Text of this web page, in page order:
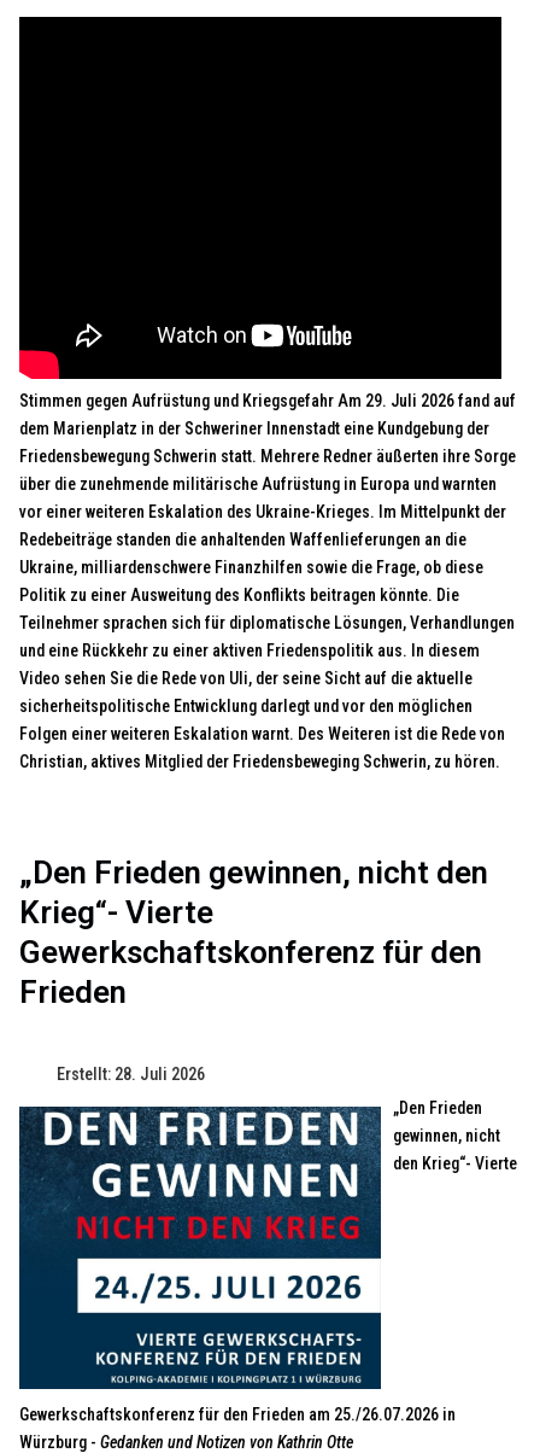
Stimmen gegen Aufrüstung und Kriegsgefahr Am 29. Juli 2026 fand auf
dem Marienplatz in der Schweriner Innenstadt eine Kundgebung der
Friedensbewegung Schwerin statt. Mehrere Redner äußerten ihre Sorge
über die zunehmende militärische Aufrüstung in Europa und warnten
vor einer weiteren Eskalation des Ukraine-Krieges. Im Mittelpunkt der
Redebeiträge standen die anhaltenden Waffenlieferungen an die
Ukraine, milliardenschwere Finanzhilfen sowie die Frage, ob diese
Politik zu einer Ausweitung des Konflikts beitragen könnte. Die
Teilnehmer sprachen sich für diplomatische Lösungen, Verhandlungen
und eine Rückkehr zu einer aktiven Friedenspolitik aus. In diesem
Video sehen Sie die Rede von Uli, der seine Sicht auf die aktuelle
sicherheitspolitische Entwicklung darlegt und vor den möglichen
Folgen einer weiteren Eskalation warnt. Des Weiteren ist die Rede von
Christian, aktives Mitglied der Friedensbeweging Schwerin, zu hören.
„Den Frieden gewinnen, nicht den
Krieg“- Vierte
Gewerkschaftskonferenz für den
Frieden
Erstellt: 28. Juli 2026
„Den Frieden
gewinnen, nicht
den Krieg“- Vierte
Gewerkschaftskonferenz für den Frieden am 25./26.07.2026 in
Würzburg -Gedanken und Notizen von Kathrin Otte